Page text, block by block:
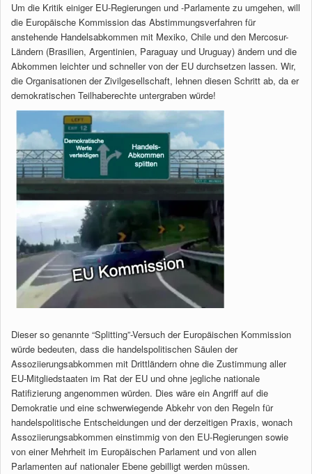
Um die Kritik einiger EU-Regierungen und -Parlamente zu umgehen, will
die Europäische Kommission das Abstimmungsverfahren für
anstehende Handelsabkommen mit Mexiko, Chile und den Mercosur-
Ländern (Brasilien, Argentinien, Paraguay und Uruguay) ändern und die
Abkommen leichter und schneller von der EU durchsetzen lassen. Wir,
die Organisationen der Zivilgesellschaft, lehnen diesen Schritt ab, da er
demokratischen Teilhaberechte untergraben würde!
Dieser so genannte “Splitting”-Versuch der Europäischen Kommission
würde bedeuten, dass die handelspolitischen Säulen der
Assoziierungsabkommen mit Drittländern ohne die Zustimmung aller
EU-Mitgliedstaaten im Rat der EU und ohne jegliche nationale
Ratifizierung angenommen würden. Dies wäre ein Angriff auf die
Demokratie und eine schwerwiegende Abkehr von den Regeln für
handelspolitische Entscheidungen und der derzeitigen Praxis, wonach
Assoziierungsabkommen einstimmig von den EU-Regierungen sowie
von einer Mehrheit im Europäischen Parlament und von allen
Parlamenten auf nationaler Ebene gebilligt werden müssen.